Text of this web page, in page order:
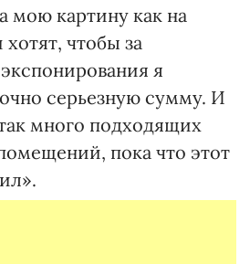
мою картину как на
чтобы за
я
серьезную сумму. И
много подходящих
пока что этот